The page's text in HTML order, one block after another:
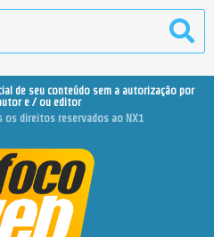
de seu conteúdo sem a autorização por
e / ou editor
direitos reservados ao NX1